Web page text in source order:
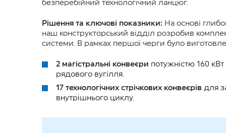
безперебійний технологічний ланцюг.
Рішення та ключові показники: На основі
наш конструкторський відділ розробив
системи. В рамках першої черги було
2 магістральні конвеєри потужністю 160
рядового вугілля.
17 технологічних стрічкових конвеєрів для
внутрішнього циклу.